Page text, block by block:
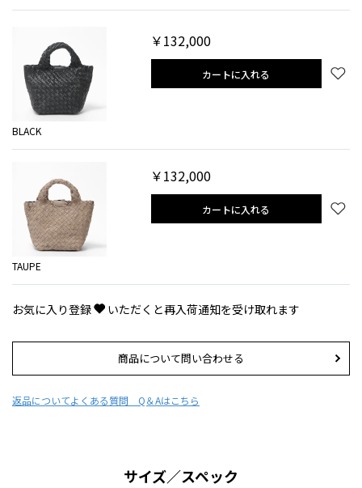
BLACK
￥132,000
カートに入れる
TAUPE
￥132,000
カートに入れる
お気に入り登録 いただくと再入荷通知を受け取れます
商品について問い合わせる
返品についてよくある質問 Q＆Aはこちら
サイズ／スペック